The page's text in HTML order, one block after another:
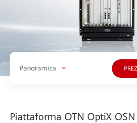
Panoramica
Piattaforma OTN OptiX